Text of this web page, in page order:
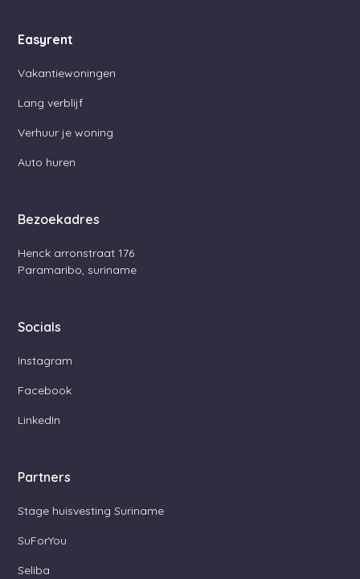
Easyrent
Vakantiewoningen
Lang verblijf
Verhuur je woning
Auto huren
Bezoekadres
Henck arronstraat 176
Paramaribo, suriname
Socials
Instagram
Facebook
LinkedIn
Partners
Stage huisvesting Suriname
SuForYou
Seliba